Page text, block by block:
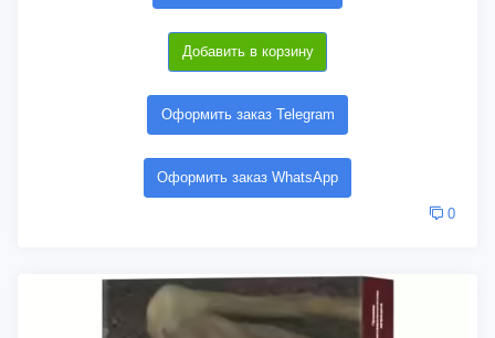
Добавить в корзину
Оформить заказ Telegram
Оформить заказ WhatsApp
0